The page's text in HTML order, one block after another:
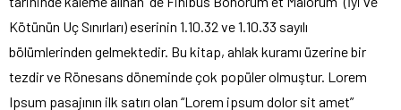
Kötünün Uç Sınırları) eserinin 1.10.32 ve 1.10.33 sayılı
bölümlerinden gelmektedir. Bu kitap, ahlak kuramı üzerine bir
tezdir ve Rönesans döneminde çok popüler olmuştur. Lorem
Ipsum pasajının ilk satırı olan “Lorem ipsum dolor sit amet”